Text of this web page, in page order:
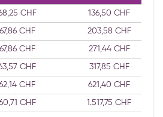
CHF 136,50 CHF
67,86 CHF 203,58 CHF
67,86 CHF 271,44 CHF
CHF 317,85 CHF
CHF 621,40 CHF
CHF 1.517,75 CHF